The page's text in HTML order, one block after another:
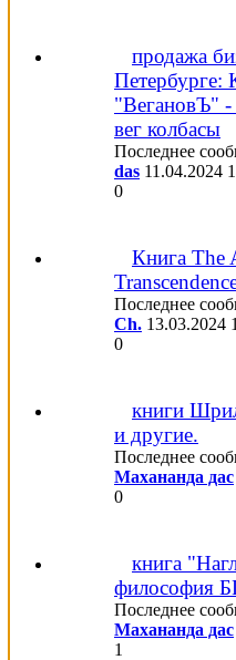
продажа
Петербурге:
"ВегановЪ" -
вег колбасы
Последнее
das 11.04.2024
0
Книга The
Последнее
Ch. 13.03.2024
0
книги
и другие.
Последнее
Махананда дас
0
книга
философия
Последнее
Махананда дас
1